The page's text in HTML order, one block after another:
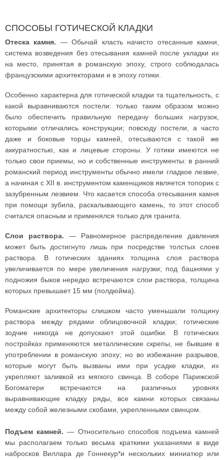
СПОСОБЫ ГОТИЧЕСКОЙ КЛАДКИ
Отеска камня. — Обычай класть начисто отесанные камни,
система возведения без отесывания камней после укладки их
на место, принятая в романскую эпоху, строго соблюдалась
французскими архитекторами и в эпоху готики.
Особенно характерна для готической кладки та тщательность, с
какой выравниваются постели: только таким образом можно
было обеспечить правильную передачу больших нагрузок,
которыми отличались конструкции; повсюду постели, а часто
даже и боковые торцы камней, отесываются с такой же
аккуратностью, как и лицевые стороны. У готики имеются не
только свои приемы, но и собственные инструменты: в ранний
романский период инструменты обычно имели гладкое лезвие,
а начиная с XII в. инструментом каменщиков является топорик с
зазубренным лезвием. Что касается способа отесывания камня
при помощи зубила, раскалывающего камень, то этот способ
считался опасным и применялся только для гранита.
Слои раствора. — Равномерное распределение давления
может быть достигнуто лишь при посредстве толстых слоев
раствора. В готических зданиях толщина слоя раствора
увеличивается по мере увеличения нагрузки; под башнями у
подножия быков нередко встречаются слои раствора, толщина
которых превышает 15 мм (полдюйма).
Романские архитекторы слишком часто уменьшали толщину
раствора между рядами облицовочной кладки; готические
зодчие никогда не допускают этой ошибки. В готических
постройках применяются металлические скрепы, не бывшие в
употреблении в романскую эпоху; но во избежание разрывов,
которые могут быть вызваны ими при усадке кладки, их
укрепляют заливкой из мягкого свинца. В соборе Парижской
Богоматери встречаются на различных уровнях
выравнивающие кладку ряды, все камни которых связаны
между собой железными скобами, укрепленными свинцом.
Подъем камней. — Относительно способов подъема камней
мы располагаем только весьма краткими указаниями в виде
набросков Виллара де Гоннекур*и нескольких миниатюр или